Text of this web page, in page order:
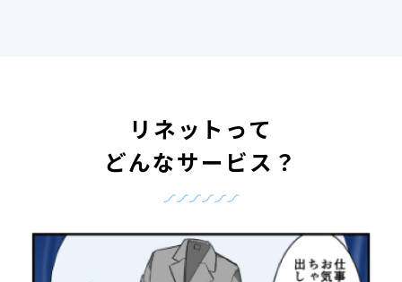
リネットって
どんなサービス？